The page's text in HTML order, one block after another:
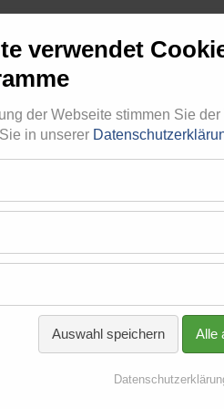
Ringfitting Ringfitting 004
verwendet
der Webseite stimmen Sie
in unserer
Auswahl speichern Alle